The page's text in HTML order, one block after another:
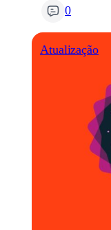
0
Atualização